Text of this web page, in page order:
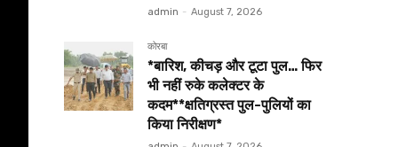
admin - August 7, 2026
कोरबा
*बारिश, कीचड़ और टूटा पुल… फिर
भी नहीं रुके कलेक्टर के
कदम**क्षतिग्रस्त पुल-पुलियों का
किया निरीक्षण*